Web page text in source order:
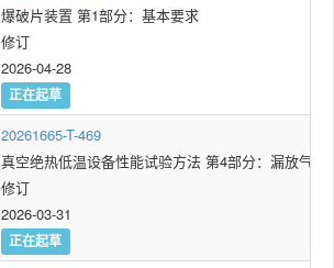
爆破片装置 第1部分：基本要求
修订
2026-04-28
正在起草
20261665-T-469
真空绝热低温设备性能试验方法 第4部分：漏放气速
修订
2026-03-31
正在起草